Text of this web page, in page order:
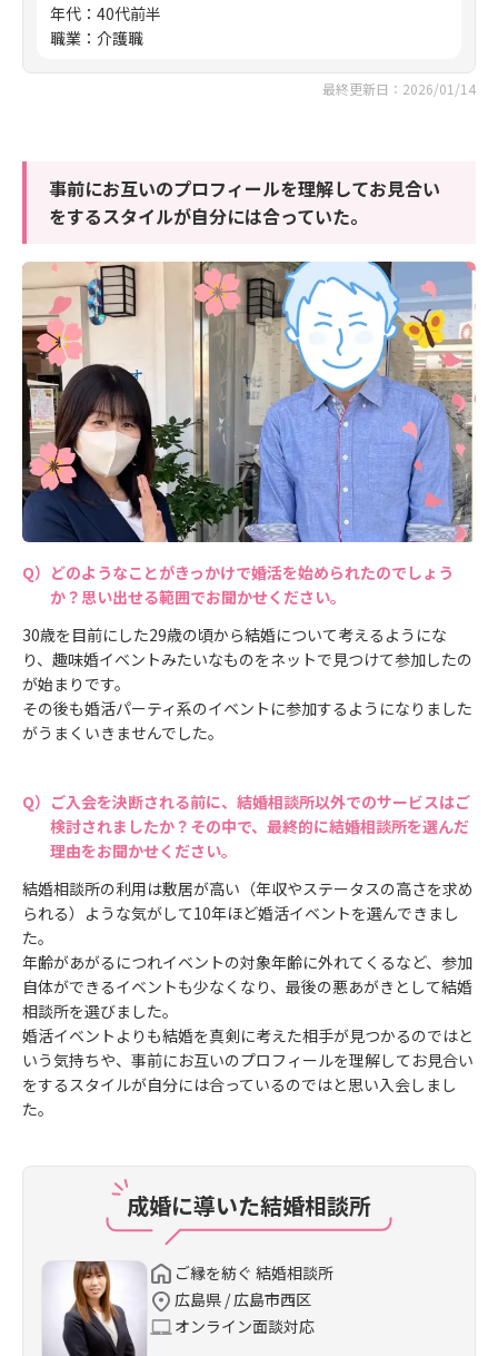
年代 ： 40代前半
職業 ： 介護職
最終更新日：2026/01/14
事前にお互いのプロフィールを理解してお見合い
をするスタイルが自分には合っていた。
どのようなことがきっかけで婚活を始められたのでしょう
か？思い出せる範囲でお聞かせください。
30歳を目前にした29歳の頃から結婚について考えるようにな
り、趣味婚イベントみたいなものをネットで見つけて参加したの
が始まりです。
その後も婚活パーティ系のイベントに参加するようになりました
がうまくいきませんでした。
ご入会を決断される前に、結婚相談所以外でのサービスはご
検討されましたか？その中で、最終的に結婚相談所を選んだ
理由をお聞かせください。
結婚相談所の利用は敷居が高い（年収やステータスの高さを求め
られる）ような気がして10年ほど婚活イベントを選んできまし
た。
年齢があがるにつれイベントの対象年齢に外れてくるなど、参加
自体ができるイベントも少なくなり、最後の悪あがきとして結婚
相談所を選びました。
婚活イベントよりも結婚を真剣に考えた相手が見つかるのではと
いう気持ちや、事前にお互いのプロフィールを理解してお見合い
をするスタイルが自分には合っているのではと思い入会しまし
た。
成婚に導いた結婚相談所
ご縁を紡ぐ 結婚相談所
広島県 / 広島市西区
オンライン面談対応